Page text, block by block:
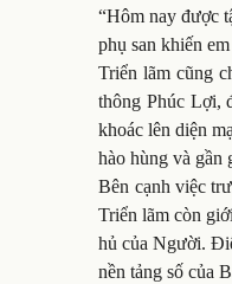
“Hôm nay được
phụ san khiến
Triển lãm cũng
thông Phúc Lợi,
khoác lên diện
hào hùng và gần
Bên cạnh việc
Triển lãm còn
hủ của Người.
nền tảng số của